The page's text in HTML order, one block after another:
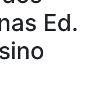
Ed.